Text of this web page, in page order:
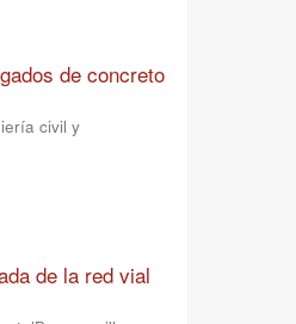
de concreto
civil y
de la red vial